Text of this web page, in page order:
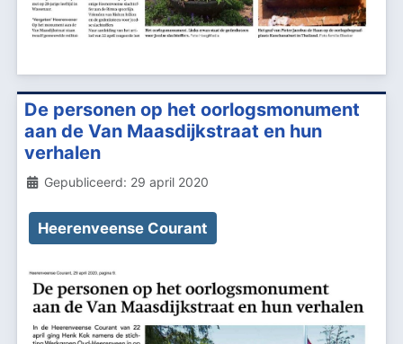
De personen op het oorlogsmonument
aan de Van Maasdijkstraat en hun
verhalen
Details
Gepubliceerd: 29 april 2020
Heerenveense Courant